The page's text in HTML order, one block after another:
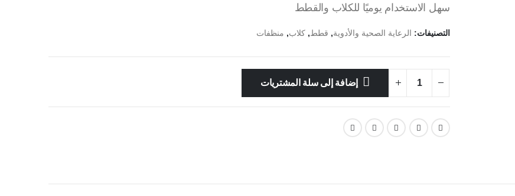
سهل الاستخدام يوميًا للكلاب والقطط
التصنيفات: الرعاية الصحية والأدوية, قطط, كلاب, منظفات
إضافة إلى سلة المشتريات